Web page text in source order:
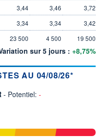
3,44 3,46
3,72
3,34 3,34
3,42
23 500 4 500 19 500
sur 5 jours : +8,75%
AU 04/08/26*
- Potentiel: -